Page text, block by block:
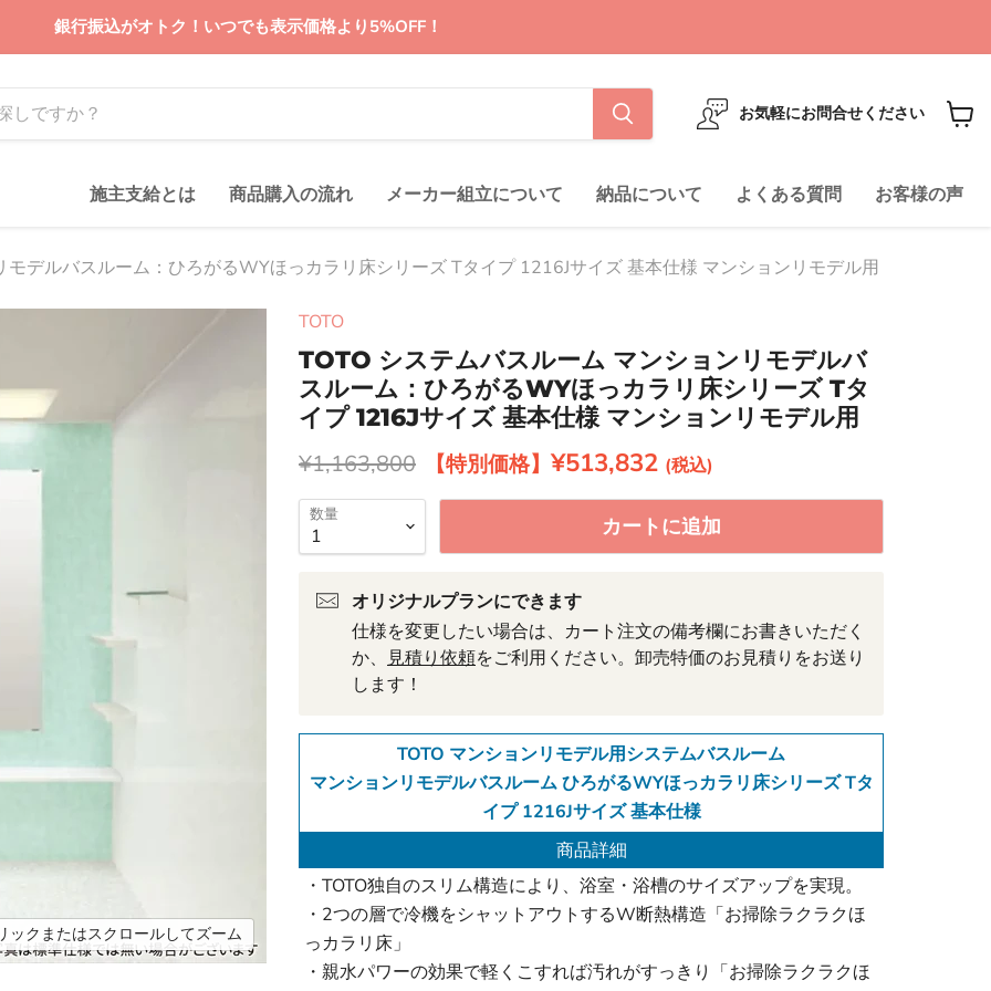
銀行振込がオトク！いつでも表示価格より5%OFF！
お気軽にお問合せください
を
施主支給とは 商品購入の流れ メーカー組立について 納品について よくある質問 お客様の声
モデルバスルーム：ひろがるWYほっカラリ床シリーズ Tタイプ 1216Jサイズ 基本仕様 マンションリモデル用
ックまたはスクロールしてズーム
TOTO
TOTO システムバスルーム マンションリモデルバ
スルーム：ひろがるWYほっカラリ床シリーズ Tタ
イプ 1216Jサイズ 基本仕様 マンションリモデル用
元の価格
¥1,163,800 現在の価格
¥513,832
数量 カートに追加
オリジナルプランにできます
仕様を変更したい場合は、カート注文の備考欄にお書きいただく
か、 見積り依頼をご利用ください。卸売特価のお見積りをお送り
します！
TOTO マンションリモデル用システムバスルーム
マンションリモデルバスルーム ひろがるWYほっカラリ床シリーズ Tタ
イプ 1216Jサイズ 基本仕様
商品詳細
・TOTO独自のスリム構造により、浴室・浴槽のサイズアップを実現。
・2つの層で冷機をシャットアウトするW断熱構造「お掃除ラクラクほ
っカラリ床」
・親水パワーの効果で軽くこすれば汚れがすっきり「お掃除ラクラクほ